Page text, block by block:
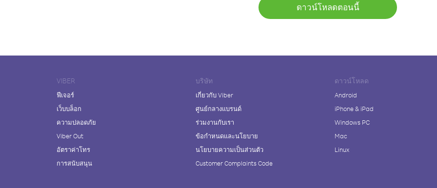
ดาวน์โหลดตอนนี้
VIBER
ฟีเจอร์
เว็บบล็อก
ความปลอดภัย
Viber Out
อัตราค่าโทร
การสนับสนุน
บริษัท
เกี่ยวกับ Viber
ศูนย์กลางแบรนด์
ร่วมงานกับเรา
ข้อกำหนดและนโยบาย
นโยบายความเป็นส่วนตัว
Customer Complaints Code
ดาวน์โหลด
Android
iPhone & iPad
Windows PC
Mac
Linux